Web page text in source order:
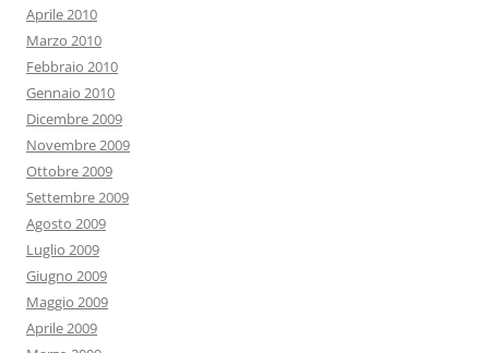
Aprile 2010
Marzo 2010
Febbraio 2010
Gennaio 2010
Dicembre 2009
Novembre 2009
Ottobre 2009
Settembre 2009
Agosto 2009
Luglio 2009
Giugno 2009
Maggio 2009
Aprile 2009